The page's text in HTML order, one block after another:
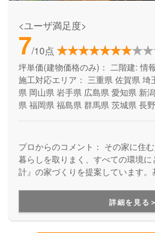
<ユーザ満足度>
7/10点
坪単価(建物価格のみ)： 二階建: 情
施工対応エリア： 三重県 佐賀県 埼
県 岡山県 岩手県 広島県 愛知県 新
県 福岡県 福島県 群馬県 茨城県 長
プロからのコメント： その家に住
暮らしを取りまく、すべての環境
計』の家づくりを提案しています
で、そしてエコな住宅を提供してい
詳細を見る＞